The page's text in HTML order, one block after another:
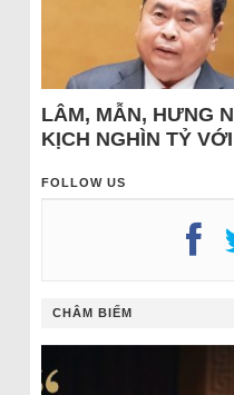
LÂM, MẪN, HƯNG
KỊCH NGHÌN TỶ
FOLLOW US
CHÂM BIẾM